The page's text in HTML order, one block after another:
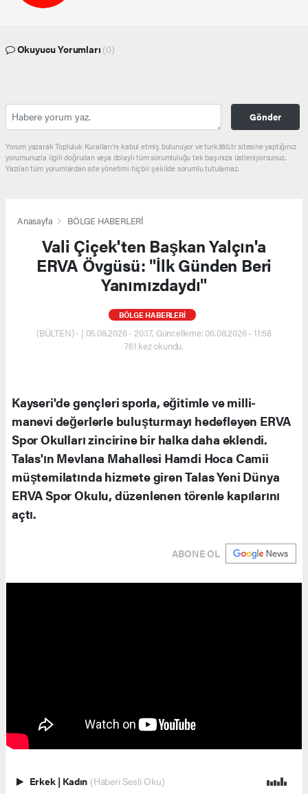
Okuyucu Yorumları (0)
Gönder
Yorum yazarak Topluluk Kuralları’nı kabul etmiş bulunuyor ve turk360.tr sitesine yaptığınız
yorumunuzla ilgili doğrudan veya dolaylı tüm sorumluluğu tek başınıza üstleniyorsunuz.
Yazılan tüm yorumlardan site yönetimi hiçbir şekilde sorumlu tutulamaz.
Anasayfa BÖLGE HABERLERİ
Vali Çiçek'ten Başkan Yalçın'a
ERVA Övgüsü: "İlk Günden Beri
Yanımızdaydı"
BÖLGE HABERLERİ
(BÜLTEN) - | 05.08.2026 - 20:17, Güncelleme: 06.08.2026 - 11:58
761 kez okundu.
Kayseri'de gençleri sporla, eğitimle ve milli-
manevi değerlerle buluşturmayı hedefleyen ERVA
Spor Okulları zincirine bir halka daha eklendi.
Talas'ın Mevlana Mahallesi Hamdi Hoca Camii
müştemilatında hizmete giren Talas Yeni Dünya
ERVA Spor Okulu, düzenlenen törenle kapılarını
açtı.
ABONE OL
Erkek | Kadın (Haberi Sesli Oku)